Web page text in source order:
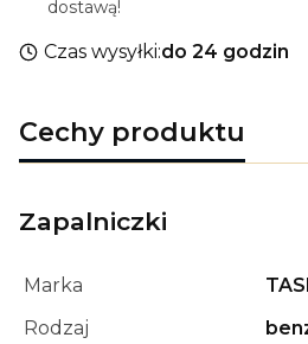
dostawą!
Czas wysyłki:do 24 godzin
Cechy produktu
Zapalniczki
Marka
Rodzaj